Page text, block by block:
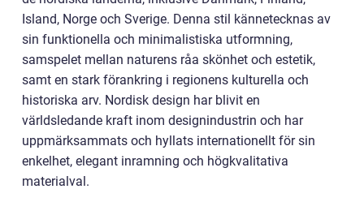
Island, Norge och Sverige. Denna stil kännetecknas av
sin funktionella och minimalistiska utformning,
samspelet mellan naturens råa skönhet och estetik,
samt en stark förankring i regionens kulturella och
historiska arv. Nordisk design har blivit en
världsledande kraft inom designindustrin och har
uppmärksammats och hyllats internationellt för sin
enkelhet, elegant inramning och högkvalitativa
materialval.